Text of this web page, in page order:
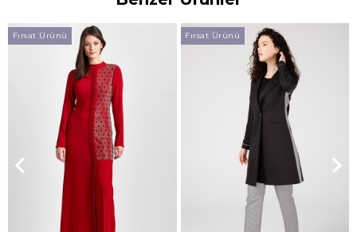
Fırsat Ürünü Fırsat Ürünü